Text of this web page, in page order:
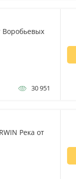
Воробьевых
30 951
Река от